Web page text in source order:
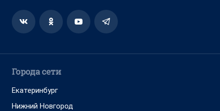
Города сети
Екатеринбург
Нижний Новгород